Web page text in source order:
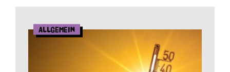
Allgemein